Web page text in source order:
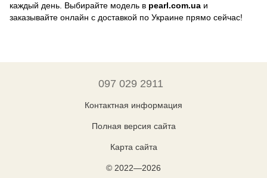
каждый день. Выбирайте модель в pearl.com.ua и
заказывайте онлайн с доставкой по Украине прямо сейчас!
097 029 2911
Контактная информация
Полная версия сайта
Карта сайта
© 2022—2026